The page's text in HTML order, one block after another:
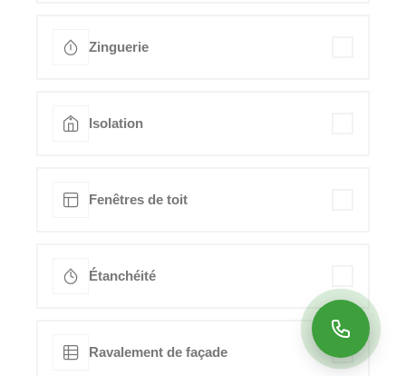
Zinguerie
Isolation
Fenêtres de toit
Étanchéité
Ravalement de façade